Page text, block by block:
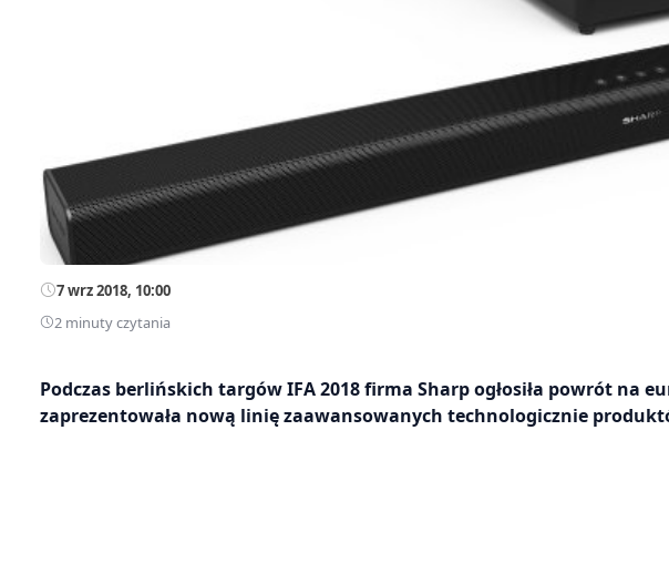
7 wrz 2018, 10:00
2 minuty czytania
Podczas berlińskich targów IFA 2018 firma Sharp ogłosiła powrót na
zaprezentowała nową linię zaawansowanych technologicznie